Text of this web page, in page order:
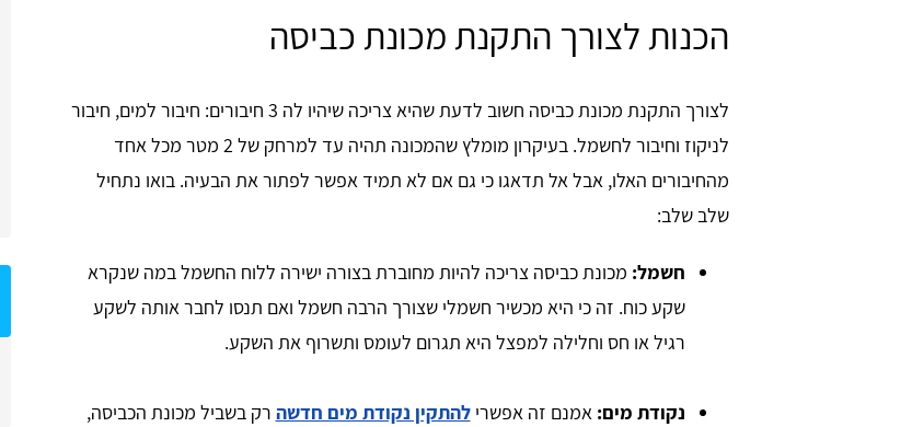
הכנות לצורך התקנת מכונת כביסה
לצורך התקנת מכונת כביסה חשוב לדעת שהיא צריכה שיהיו לה 3 חיבורים: חיבור למים, חיבור
לניקוז וחיבור לחשמל. בעיקרון מומלץ שהמכונה תהיה עד למרחק של 2 מטר מכל אחד
מהחיבורים האלו, אבל אל תדאגו כי גם אם לא תמיד אפשר לפתור את הבעיה. בואו נתחיל
שלב שלב:
חשמל: מכונת כביסה צריכה להיות מחוברת בצורה ישירה ללוח החשמל במה שנקרא
שקע כוח. זה כי היא מכשיר חשמלי שצורך הרבה חשמל ואם תנסו לחבר אותה לשקע
רגיל או חס וחלילה למפצל היא תגרום לעומס ותשרוף את השקע.
נקודת מים: אמנם זה אפשרילהתקין נקודת מים חדשה רק בשביל מכונת הכביסה,